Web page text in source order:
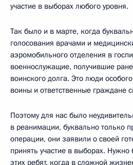
участие в выборах любого уровня.
Так было и в марте, когда
голосования врачами и
аэромобильного отделения в
военнослужащие, получившие
воинского долга. Это люди
воины и ответственные граждане
Поэтому для нас было
в реанимации, буквально только
операции, они заявили о своей
принять участие в выборах.
этих ребят, когда в сложной